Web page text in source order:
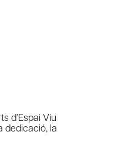
d’Espai Viu
dedicació, la